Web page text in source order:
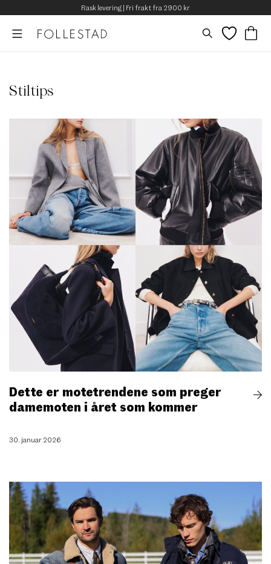
Rask levering | Fri frakt fra 2900 kr
Stiltips
Dette er motetrendene som preger
damemoten i året som kommer
30. januar 2026